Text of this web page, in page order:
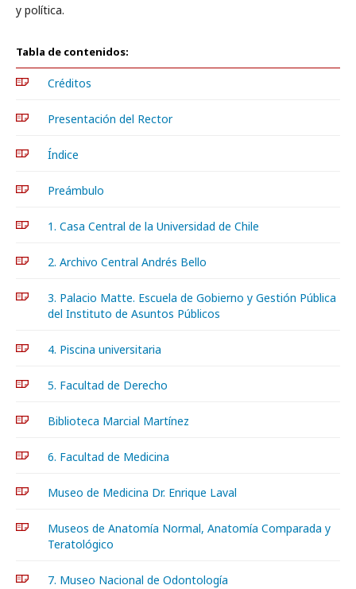
y política.
Tabla de contenidos:
Créditos
Presentación del Rector
Índice
Preámbulo
1. Casa Central de la Universidad de Chile
2. Archivo Central Andrés Bello
3. Palacio Matte. Escuela de Gobierno y Gestión Pública
del Instituto de Asuntos Públicos
4. Piscina universitaria
5. Facultad de Derecho
Biblioteca Marcial Martínez
6. Facultad de Medicina
Museo de Medicina Dr. Enrique Laval
Museos de Anatomía Normal, Anatomía Comparada y
Teratológico
7. Museo Nacional de Odontología